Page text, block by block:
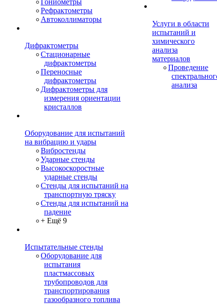
Гониометры
Рефрактометры
Автоколлиматоры
Дифрактометры
Стационарные
дифрактометры
Переносные
дифрактометры
Дифрактометры для
измерения ориентации
кристаллов
Оборудование для испытаний
на вибрацию и удары
Вибростенды
Ударные стенды
Высокоскоростные
ударные стенды
Стенды для испытаний на
транспортную тряску
Стенды для испытаний на
падение
+ Ещё 9
Испытательные стенды
Оборудование для
испытания
пластмассовых
трубопроводов для
транспортирования
газообразного топлива
Услуги в области
испытаний и
химического
анализа
материалов
Проведение
анализа